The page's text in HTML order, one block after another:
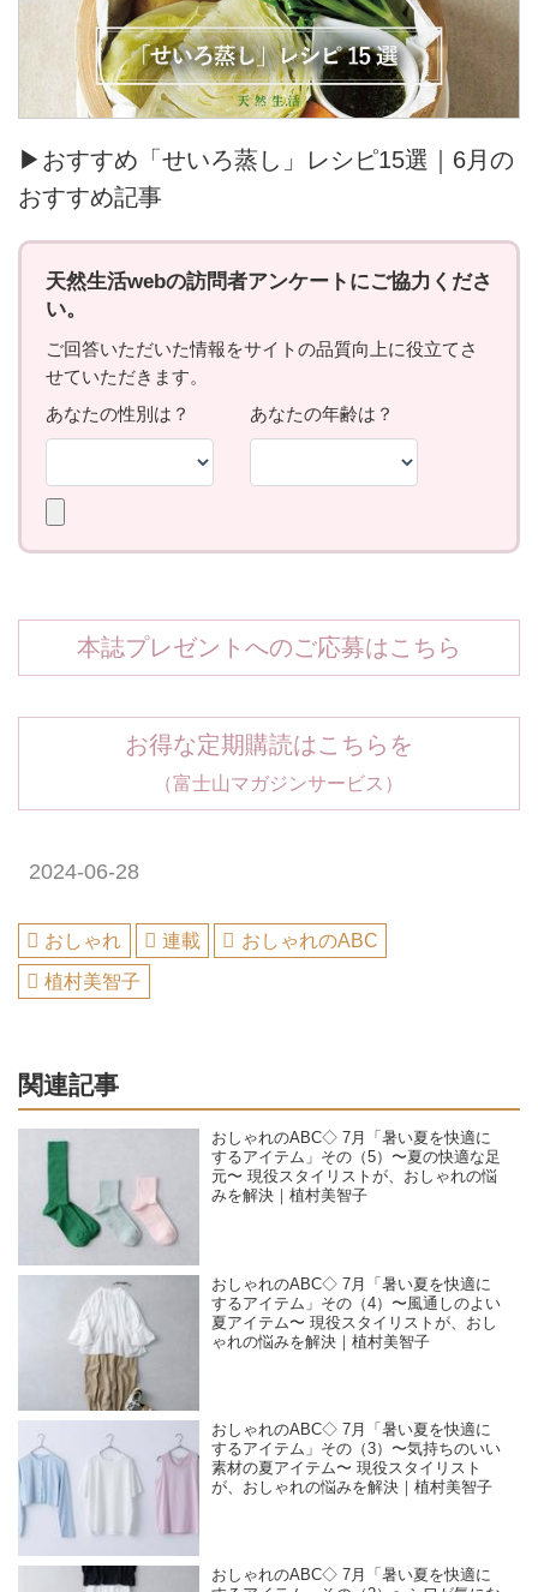
▶おすすめ「せいろ蒸し」レシピ15選｜6月の
おすすめ記事
本誌プレゼントへのご応募はこちら
お得な定期購読はこちらを
（富士山マガジンサービス）
2024-06-28
おしゃれ 連載
おしゃれのABC
植村美智子
関連記事
おしゃれのABC◇ 7月「暑い夏を快適に
するアイテム」その（5）〜夏の快適な足
元〜 現役スタイリストが、おしゃれの悩
みを解決｜植村美智子
おしゃれのABC◇ 7月「暑い夏を快適に
するアイテム」その（4）〜風通しのよい
夏アイテム〜 現役スタイリストが、おし
ゃれの悩みを解決｜植村美智子
おしゃれのABC◇ 7月「暑い夏を快適に
するアイテム」その（3）〜気持ちのいい
素材の夏アイテム〜 現役スタイリスト
が、おしゃれの悩みを解決｜植村美智子
おしゃれのABC◇ 7月「暑い夏を快適に